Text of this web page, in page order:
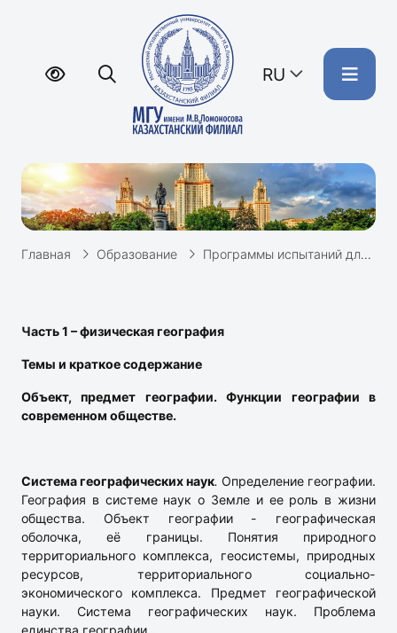
RU
Главная Образование Программы испытаний для перевода в МГУ
Часть 1 – физическая география
Темы и краткое содержание
Объект, предмет географии. Функции географии в
современном обществе.
Система географических наук. Определение географии.
География в системе наук о Земле и ее роль в жизни
общества. Объект географии - географическая
оболочка, её границы. Понятия природного
территориального комплекса, геосистемы, природных
ресурсов, территориального социально-
экономического комплекса. Предмет географической
науки. Система географических наук. Проблема
единства географии.